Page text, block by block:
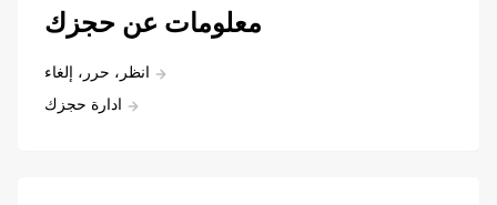
معلومات عن حجزك
انظر، حرر، إلغاء
ادارة حجزك